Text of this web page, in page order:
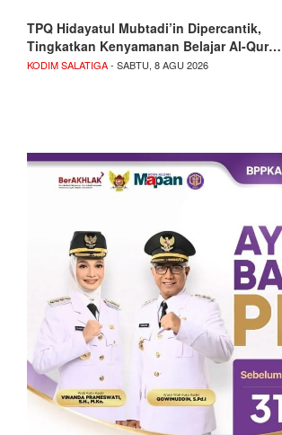
TPQ Hidayatul Mubtadi’in Dipercantik,
Tingkatkan Kenyamanan Belajar Al-Qur…
KODIM SALATIGA- SABTU, 8 AGU 2026